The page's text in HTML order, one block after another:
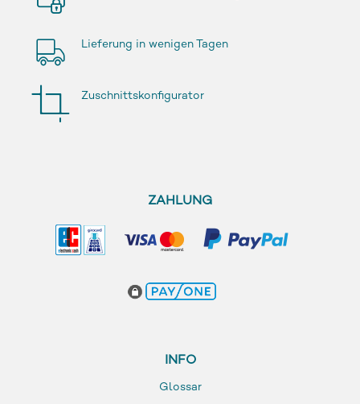
Lieferung in wenigen Tagen
Zuschnittskonfigurator
ZAHLUNG
INFO
Glossar